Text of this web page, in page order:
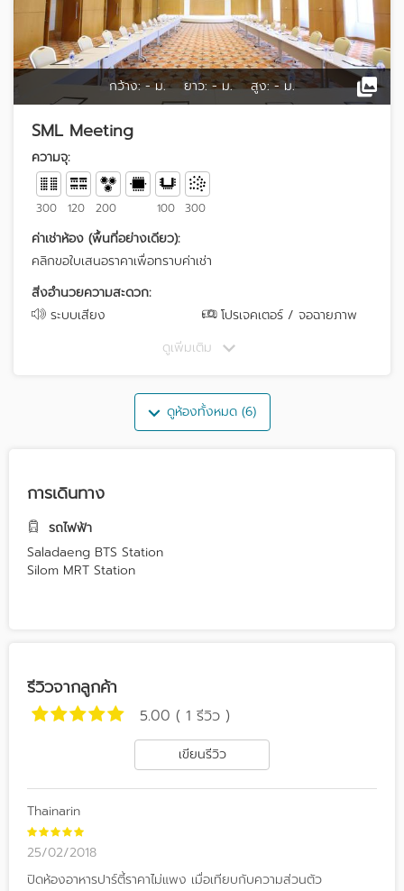
กว้าง: - ม. ยาว: - ม. สูง: - ม.
SML Meeting
ความจุ:
300 120 200 100 300
ค่าเช่าห้อง (พื้นที่อย่างเดียว):
คลิกขอใบเสนอราคาเพื่อทราบค่าเช่า
สิ่งอำนวยความสะดวก:
ระบบเสียง
โปรเจคเตอร์ / จอฉายภาพ
ดูเพิ่มเติม
ดูห้องทั้งหมด (6)
การเดินทาง
รถไฟฟ้า
Saladaeng BTS Station
Silom MRT Station
รีวิวจากลูกค้า
5.00 ( 1 รีวิว )
เขียนรีวิว
Thainarin
25/02/2018
ปิดห้องอาหารปาร์ตี้ราคาไม่แพง เมื่อเทียบกับความส่วนตัว